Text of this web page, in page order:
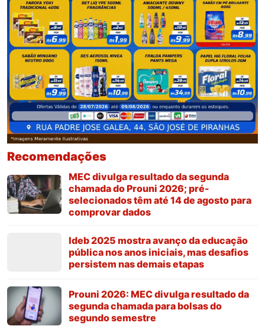
Recomendações
MEC divulga resultado da segunda
chamada do Prouni 2026; pré-
selecionados têm até 14 de agosto para
comprovar dados
Ideb 2025 mostra avanço da educação
pública nos anos iniciais, mas desafios
persistem nas demais etapas
Prouni 2026: MEC divulga resultado da
segunda chamada para bolsas do
segundo semestre